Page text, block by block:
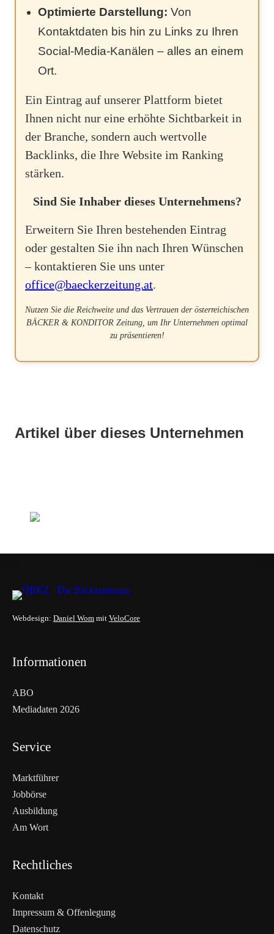
Optimierte Darstellung: Von
Kontaktdaten bis hin zu Links zu Ihren
Social-Media-Kanälen – alles an einem
Ort.
Ein Eintrag auf unserer Plattform bietet
Ihnen nicht nur eine erhöhte Sichtbarkeit in
der Branche, sondern auch wertvolle
Backlinks, die Ihre Website im Ranking
stärken.
Sind Sie Inhaber dieses Unternehmens?
Erweitern Sie Ihren bestehenden Eintrag
oder gestalten Sie ihn nach Ihren Wünschen
– kontaktieren Sie uns unter
office@baeckerzeitung.at.
Nutzen Sie die Reichweite und das Vertrauen der österreichischen
BÄCKER & KONDITOR Zeitung, um Ihr Unternehmen optimal
zu präsentieren!
Artikel über dieses Unternehmen
Webdesign: Daniel Wom mit VeloCore
Informationen
ABO
Mediadaten 2026
Service
Marktführer
Jobbörse
Ausbildung
Am Wort
Rechtliches
Kontakt
Impressum & Offenlegung
Datenschutz